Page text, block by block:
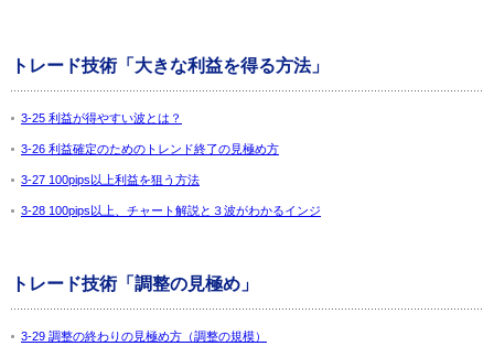
トレード技術「大きな利益を得る方法」
3-25 利益が得やすい波とは？
3-26 利益確定のためのトレンド終了の見極め方
3-27 100pips以上利益を狙う方法
3-28 100pips以上、チャート解説と３波がわかるインジ
トレード技術「調整の見極め」
3-29 調整の終わりの見極め方（調整の規模）